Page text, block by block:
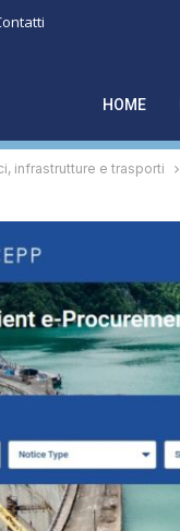
HOME
infrastrutture e trasporti